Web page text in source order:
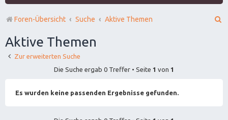
Foren-Übersicht Suche Aktive Themen
Aktive Themen
Zur erweiterten Suche
Die Suche ergab 0 Treffer • Seite 1 von 1
Es wurden keine passenden Ergebnisse gefunden.